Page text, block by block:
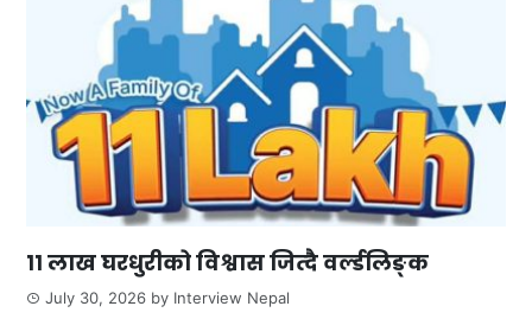
११ लाख घरधुरीको विश्वास जित्दै वर्ल्डलिङ्क
July 30, 2026 by Interview Nepal